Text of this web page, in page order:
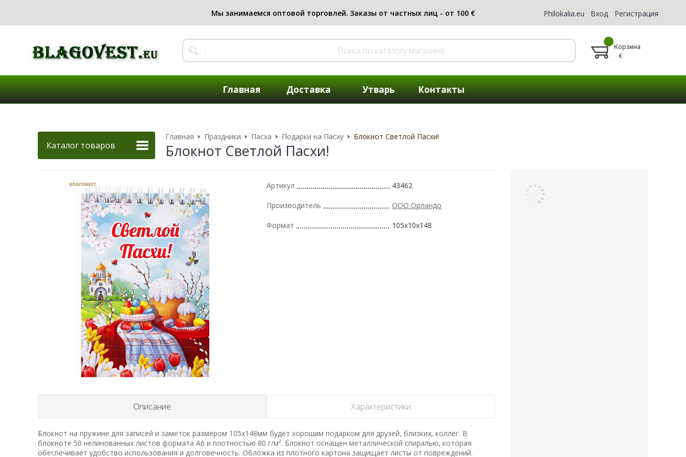
Philokalia.eu Вход Регистрация
Корзина
€
Главная Доставка Утварь Контакты
Каталог товаров
Главная Праздники Пасха Подарки на Пасху Блокнот Светлой Пасхи!
Блокнот Светлой Пасхи!
Артикул 43462
Производитель ООО Орландо
Формат 105x10x148
Описание Характеристики
Блокнот на пружине для записей и заметок размером 105х148мм будет хорошим подарком для друзей, близких, коллег. В
блокноте 50 нелинованных листов формата А6 и плотностью 80 г/м². Блокнот оснащен металлической спиралью, которая
обеспечивает удобство использования и долговечность. Обложка из плотного картона защищает листы от повреждений.